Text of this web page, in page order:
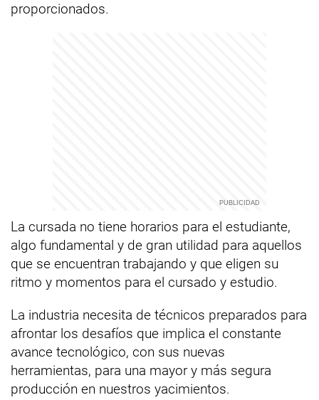
proporcionados.
La cursada no tiene horarios para el estudiante,
algo fundamental y de gran utilidad para aquellos
que se encuentran trabajando y que eligen su
ritmo y momentos para el cursado y estudio.
La industria necesita de técnicos preparados para
afrontar los desafíos que implica el constante
avance tecnológico, con sus nuevas
herramientas, para una mayor y más segura
producción en nuestros yacimientos.